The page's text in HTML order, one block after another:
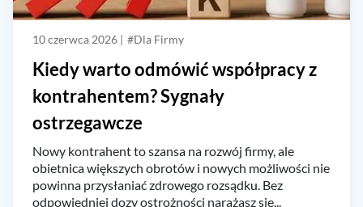
10 czerwca 2026 | #Dla Firmy
Kiedy warto odmówić współpracy z
kontrahentem? Sygnały
ostrzegawcze
Nowy kontrahent to szansa na rozwój firmy, ale
obietnica większych obrotów i nowych możliwości nie
powinna przysłaniać zdrowego rozsądku. Bez
odpowiedniej dozy ostrożności narażasz się...